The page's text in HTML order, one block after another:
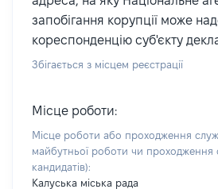
запобігання корупції може
кореспонденцію суб'єкту
Збігається з місцем реєстрації
Місце роботи:
Місце роботи або проходження
майбутньої роботи чи проходження
кандидатів):
Калуська міська рада